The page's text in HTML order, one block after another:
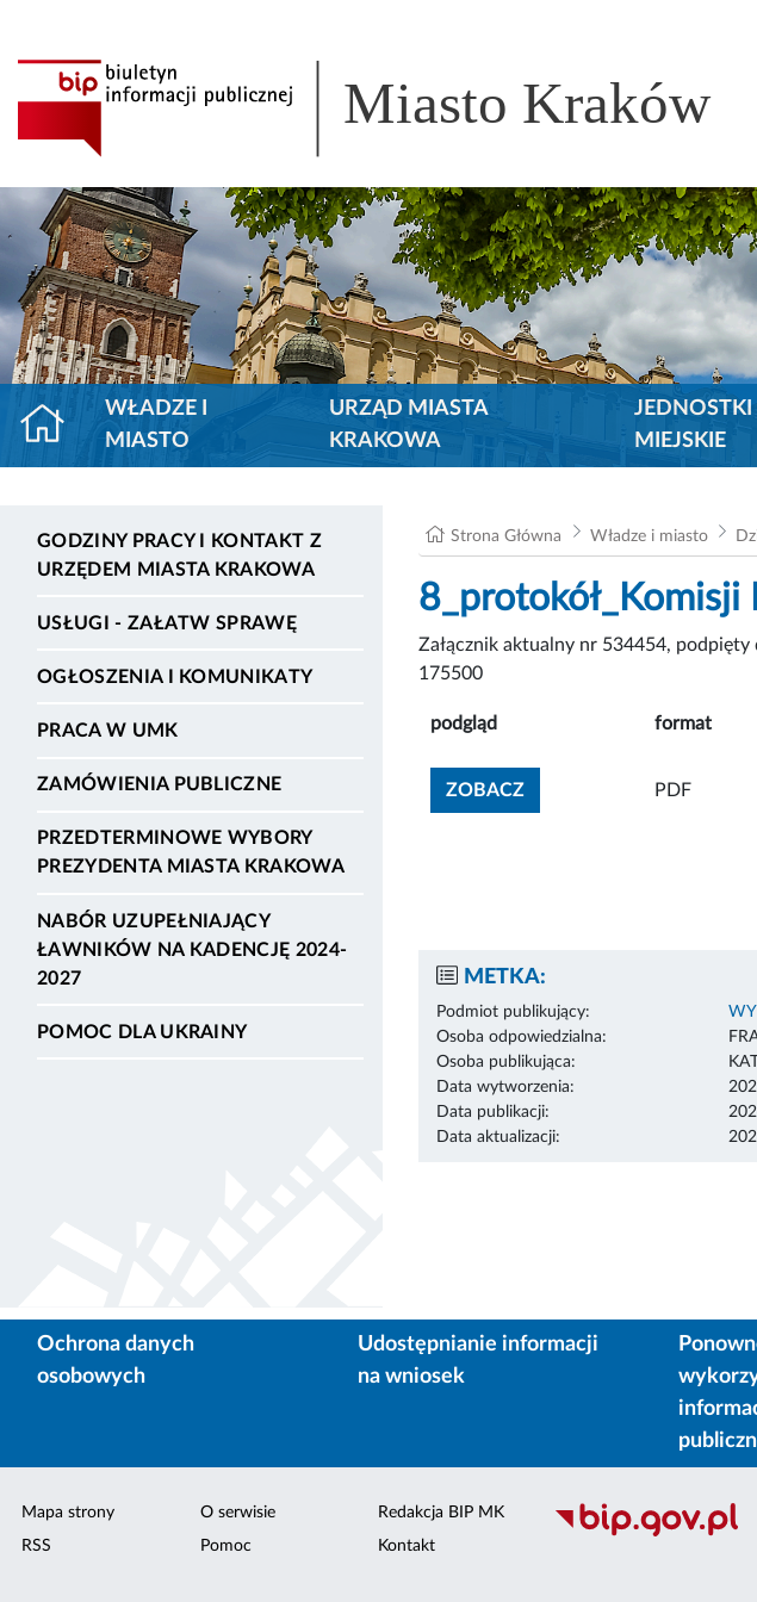
Miasto Kraków
WŁADZE I
MIASTO
URZĄD MIASTA
KRAKOWA
JEDNOSTKI
MIEJSKIE
GODZINY PRACY I KONTAKT Z
URZĘDEM MIASTA KRAKOWA
USŁUGI - ZAŁATW SPRAWĘ
OGŁOSZENIA I KOMUNIKATY
PRACA W UMK
ZAMÓWIENIA PUBLICZNE
PRZEDTERMINOWE WYBORY
PREZYDENTA MIASTA KRAKOWA
NABÓR UZUPEŁNIAJĄCY
ŁAWNIKÓW NA KADENCJĘ 2024-
2027
POMOC DLA UKRAINY
Strona Główna Władze i miasto
Załącznik aktualny nr 534454,
175500
podgląd format
ZOBACZZOBACZ ZAŁĄCZNIK
PDF
METKA:
Podmiot publikujący:
Osoba odpowiedzialna:
Osoba publikująca:
Data wytworzenia:
Data publikacji:
Data aktualizacji:
Ochrona danych
osobowych
Udostępnianie informacji
na wniosek
Mapa strony
RSS
O serwisie
Pomoc
Redakcja BIP MK
Kontakt